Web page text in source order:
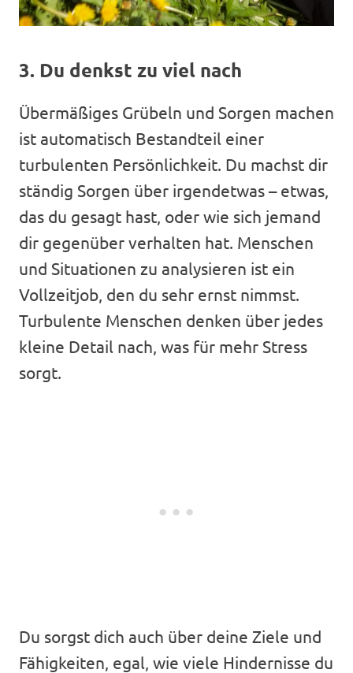
3. Du denkst zu viel nach
Übermäßiges Grübeln und Sorgen machen
ist automatisch Bestandteil einer
turbulenten Persönlichkeit. Du machst dir
ständig Sorgen über irgendetwas – etwas,
das du gesagt hast, oder wie sich jemand
dir gegenüber verhalten hat. Menschen
und Situationen zu analysieren ist ein
Vollzeitjob, den du sehr ernst nimmst.
Turbulente Menschen denken über jedes
kleine Detail nach, was für mehr Stress
sorgt.
Du sorgst dich auch über deine Ziele und
Fähigkeiten, egal, wie viele Hindernisse du